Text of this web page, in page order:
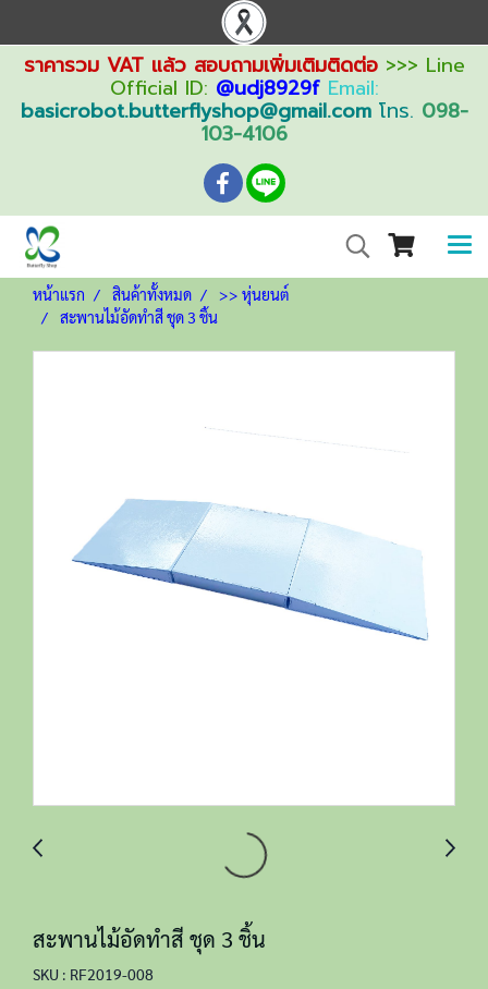
ราคารวม VAT แล้ว สอบถามเพิ่มเติมติดต่อ>>> Line
Official ID: @udj8929f Email:
basicrobot.butterflyshop@gmail.comโทร. 098-
103-4106
หน้าแรก สินค้าทั้งหมด
>> หุ่นยนต์
สะพานไม้อัดทำสี ชุด 3 ชิ้น
สะพานไม้อัดทำสี ชุด 3 ชิ้น
SKU : RF2019-008